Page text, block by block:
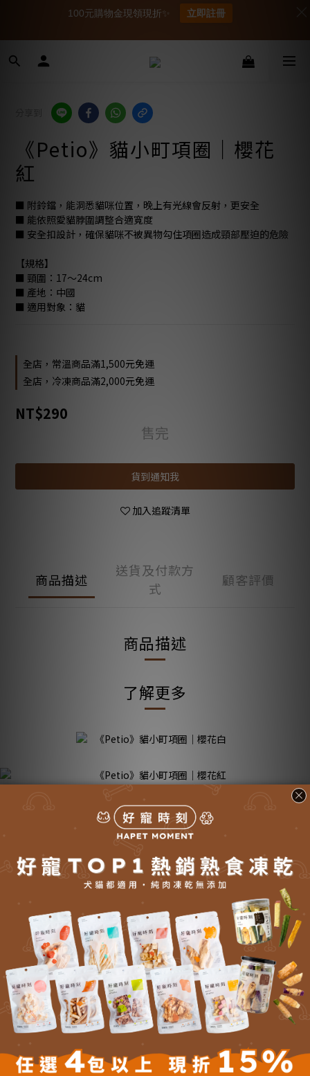
《Petio》貓小町項圈｜櫻花
紅
■ 附鈴鐺，能洞悉貓咪位置，晚上有光線會反射，更安全
■ 能依照愛貓脖圍調整合適寬度
■ 安全扣設計，確保貓咪不被異物勾住項圈造成頸部壓迫的危險
【規格】
■ 頸圍：17～24cm
■ 產地：中國
■ 適用對象：貓
全店，常溫商品滿1,500元免運
全店，冷凍商品滿2,000元免運
NT$290
售完
貨到通知我
加入追蹤清單
商品描述
送貨及付款方
式
顧客評價
商品描述
了解更多
100元購物金現領現折✨ 立即註冊